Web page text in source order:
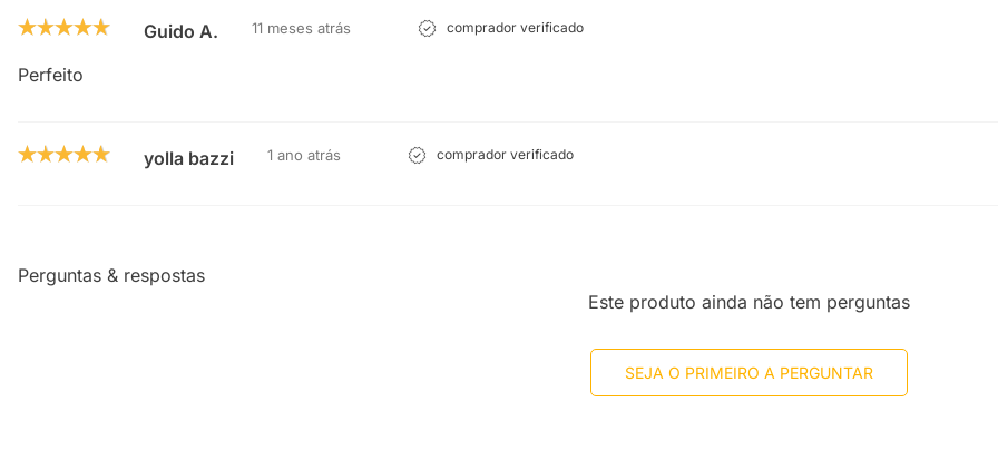
Guido A. 11 meses atrás comprador verificado
Perfeito
yolla bazzi 1 ano atrás comprador verificado
Perguntas & respostas
Este produto ainda não tem perguntas
SEJA O PRIMEIRO A PERGUNTAR